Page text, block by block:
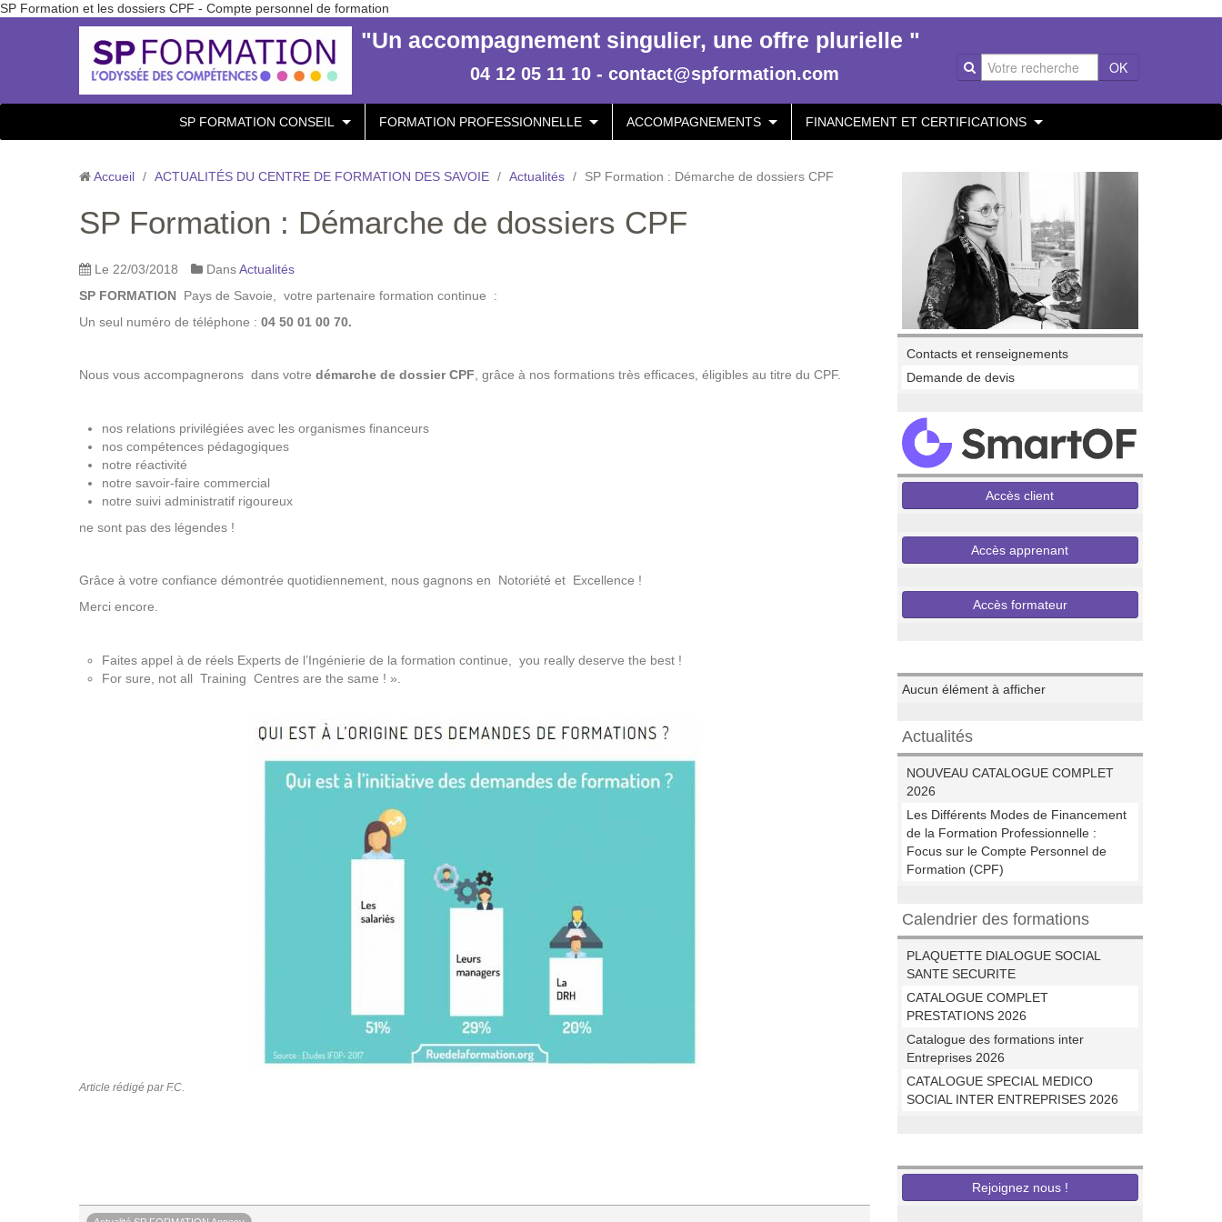
SP Formation et les dossiers CPF - Compte personnel de formation
OK
"Un accompagnement singulier, une offre plurielle "
04 12 05 11 10 - contact@spformation.com
SP FORMATION CONSEIL FORMATION PROFESSIONNELLE ACCOMPAGNEMENTS FINANCEMENT ET CERTIFICATIONS
Accueil / ACTUALITÉS DU CENTRE DE FORMATION DES SAVOIE / Actualités / SP Formation : Démarche de dossiers CPF
SP Formation : Démarche de dossiers CPF
Le 22/03/2018 DansActualités
SP FORMATION Pays de Savoie, votre partenaire formation continue :
Un seul numéro de téléphone : 04 50 01 00 70.
Nous vous accompagnerons dans votre démarche de dossier CPF, grâce à nos formations très efficaces, éligibles au titre du CPF.
nos relations privilégiées avec les organismes financeurs
nos compétences pédagogiques
notre réactivité
notre savoir-faire commercial
notre suivi administratif rigoureux
ne sont pas des légendes !
Grâce à votre confiance démontrée quotidiennement, nous gagnons en Notoriété et Excellence !
Merci encore.
Faites appel à de réels Experts de l’Ingénierie de la formation continue, you really deserve the best !
For sure, not all Training Centres are the same ! ».
Article rédigé par F.C.
Contacts et renseignements
Demande de devis
Accès client
Accès apprenant
Accès formateur
Aucun élément à afficher
Actualités
NOUVEAU CATALOGUE COMPLET
2026
Les Différents Modes de Financement
de la Formation Professionnelle :
Focus sur le Compte Personnel de
Formation (CPF)
Calendrier des formations
PLAQUETTE DIALOGUE SOCIAL
SANTE SECURITE
CATALOGUE COMPLET
PRESTATIONS 2026
Catalogue des formations inter
Entreprises 2026
CATALOGUE SPECIAL MEDICO
SOCIAL INTER ENTREPRISES 2026
Rejoignez nous !